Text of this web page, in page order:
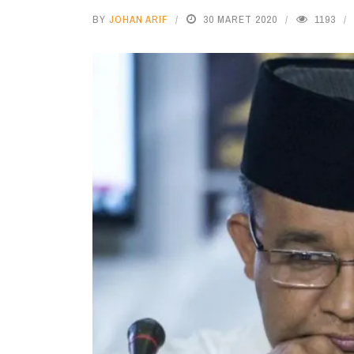
BY JOHAN ARIF 30 MARET 2020 1193